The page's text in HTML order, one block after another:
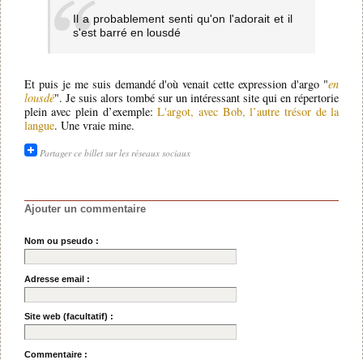
Il a probablement senti qu'on l'adorait et il
s'est barré en lousdé
Et puis je me suis demandé d'où venait cette expression d'argo "en
lousdé". Je suis alors tombé sur un intéressant site qui en répertorie
plein avec plein d’exemple:L'argot, avec Bob, l’autre trésor de la
langue. Une vraie mine.
Partager ce billet sur les réseaux sociaux
Ajouter un commentaire
Nom ou pseudo :
Adresse email :
Site web (facultatif) :
Commentaire :